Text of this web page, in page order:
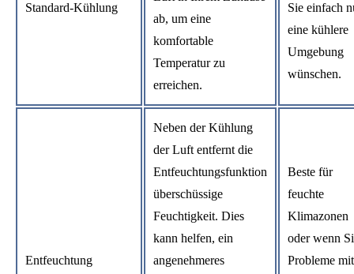
Standard-Kühlung
ab, um eine
komfortable
Temperatur zu
erreichen.
Sie einfach
eine kühlere
Umgebung
wünschen.
Entfeuchtung
Neben der Kühlung
der Luft entfernt die
Entfeuchtungsfunktion
überschüssige
Feuchtigkeit. Dies
kann helfen, ein
angenehmeres
Beste für
feuchte
Klimazonen
oder wenn
Probleme mit